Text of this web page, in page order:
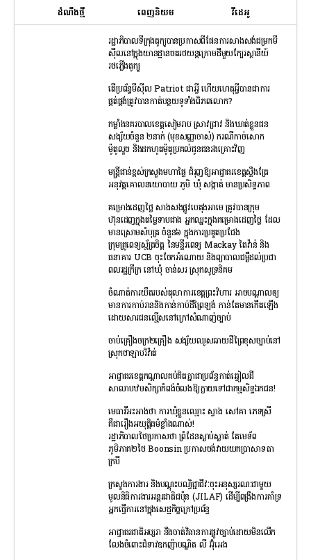
ដំណឹងថ្មី ពេញនិយម វីដេអូ
រដ្ឋាភិបាលទីក្រុងតូក្យូបានប្រកាសពីផែនការសាងសង់ជម្រកមី
ស៊ីលនៅក្នុងយានដ្ឋានចតរថយន្តក្រោមដីមួយក្បែរស្ថានីយ៍
រថភ្លើងតូក្យូ
តើប្រព័ន្ធមីស៊ីល Patriot ជាអ្វី ហើយហេតុអ្វីបានជាការ
ផ្គត់ផ្គង់ត្រូវបានកាត់បន្ថយទូទាំងពិភពលោក?
កម្លាំងនគរបាលខេត្តសៀមរាប ស្រាវជ្រាវ និងឃាត់ខ្លួនជន
សង្ស័យចំនួន ២នាក់ (មុខសញ្ញាចាស់) ករណីកាច់សោក
ម៉ូតូលួច និងដកហូតម៉ូតូប្រគល់ជូនជនរងគ្រោះវិញ
មន្រ្តីជាន់ខ្ពស់ក្រសួងមហាផ្ទៃ ជំរុញឱ្យអាជ្ញាធរខេត្តស្ទឹងត្រែ
អនុវត្តគោលនយោបាយ ភូមិ ឃុំ សង្កាត់ មានប្រសិទ្ធភាព
គម្រោងដេញថ្លៃ សាងសងផ្លូវបេតុងអាមេ ត្រូវបានក្រុម
ហ៊ុនដេញក្នុងតម្លៃទាបជាង អ្នកឈ្នះក្នុងគម្រោងដេញថ្លៃ ដែល
មានស្រោមសំបុត្រ ចំនួន៦ ក្នុងការប្រគួតប្រជែង
ក្រុមគ្រូពេទ្យស្ម័ត្រចិត្ត នៃមន្ទីរពេទ្យ Mackay តៃវ៉ាន់ និង
ធនាគារ UCB ចុះចែកអំណោយ និងព្យាបាលជម្ងឺដល់ប្រជា
ពលរដ្ឋក្រីក្រ នៅឃុំ ចាន់សរ ស្រុកសូទ្រនិគម
ចំណាត់ការយឺតរបស់តុលាការខេត្តព្រះវិហារ អាចបណ្តាលឲ្យ
មានការកាប់រាននិងកាន់កាប់ដីព្រៃឡង់ កាន់តែមានកើតឡើង
ដោយសារជនល្មើសនៅក្រៅសំណាញ់ច្បាប់
ចាប់គ្រឿងចក្រ២គ្រឿង សង្ស័យឈូសឆាយដីព្រៃខុសច្បាប់នៅ
ស្រុកថាឡាបរិវ៉ាត់
អាជ្ញាធរខេត្តកណ្តាលគប់គិតគ្នាជាប្រព័ន្ធកាត់ឆ្វៀលដី
សាលាបឋមសិក្សាកំពង់ចំលងឱ្យក្លាយទៅជាកម្មសិទ្ធឯកជន!
មេធាវីអះអាងថា ការឃុំខ្លួនឈ្មោះ ស្វាង សៅគា ភេទស្រី
គឺជារឿងអយុត្តិធម៌ខ្លាំងណាស់!
រដ្ឋាភិបាលថៃប្រកាសថា ព្រំដែនស្ងាប់ស្ងាត់ តែមេទ័ព
ភូមិភាគ២ថៃ Boonsin ប្រកាសចង់វាយយកប្រាសាទតា
ក្របី
ក្រសួងការងារ និងបណ្ដុះបណ្វិជ្ជាជីវៈចុះអនុស្សរណៈជាមួយ
មូលនិធិការងារអន្ដរជាតិជប៉ុន (JILAF) ដើម្បីពង្រឹងការគាំទ្រ
អ្នកធ្វើការនៅក្នុងសេដ្ឋកិច្ចក្រៅប្រព័ន្ធ
អាជ្ញាធរជាតិអប្សរា នឹងចាត់វិធានការផ្លូវច្បាប់ដោយមិនលើក
លែងចំពោះជំទាវឧកញ៉ាបណ្ឌិត លី អ៊ុំអេង